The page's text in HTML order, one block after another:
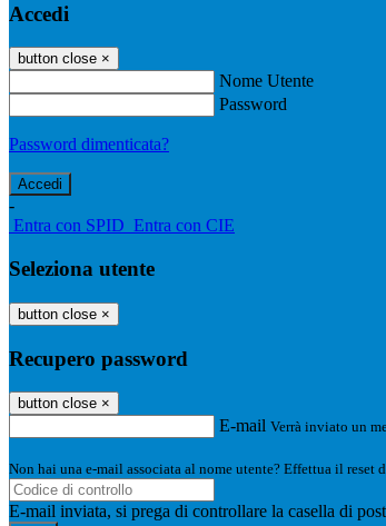
Accedi
button close ×
Nome Utente
Password
Password dimenticata?
-
Entra con SPID Entra con CIE
Seleziona utente
button close ×
Recupero password
button close ×
E-mail Verrà inviato un
Non hai una e-mail associata al nome utente? Effettua il reset
E-mail inviata, si prega di controllare la casella di